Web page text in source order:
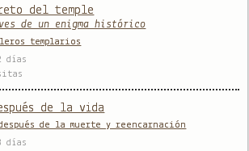
del temple
de un enigma histórico
templarios
días
de la vida
de la muerte y reencarnación
días